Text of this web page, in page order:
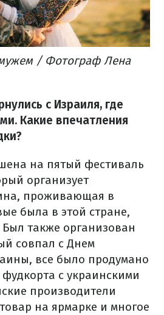
/ Фотограф Лена
с Израиля, где
Какие впечатления
на пятый фестиваль
организует
проживающая в
была в этой стране,
также организован
совпал с Днем
все было продумано
с украинскими
производители
на ярмарке и многое